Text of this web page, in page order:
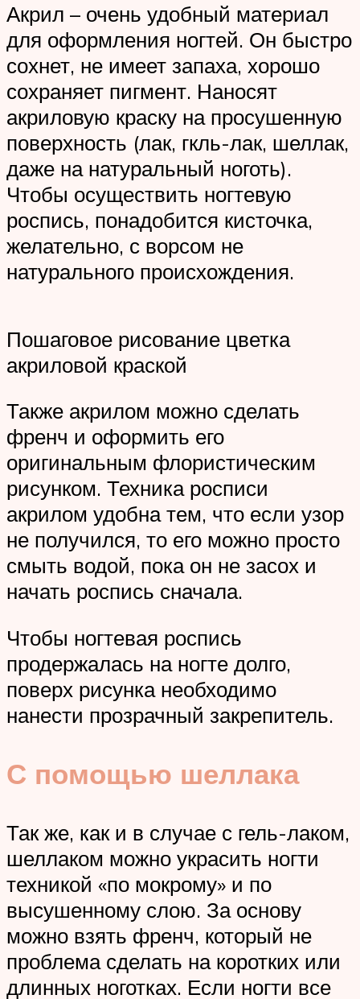
Акрил – очень удобный материал
для оформления ногтей. Он быстро
сохнет, не имеет запаха, хорошо
сохраняет пигмент. Наносят
акриловую краску на просушенную
поверхность (лак, гкль-лак, шеллак,
даже на натуральный ноготь).
Чтобы осуществить ногтевую
роспись, понадобится кисточка,
желательно, с ворсом не
натурального происхождения.
Пошаговое рисование цветка
акриловой краской
Также акрилом можно сделать
френч и оформить его
оригинальным флористическим
рисунком. Техника росписи
акрилом удобна тем, что если узор
не получился, то его можно просто
смыть водой, пока он не засох и
начать роспись сначала.
Чтобы ногтевая роспись
продержалась на ногте долго,
поверх рисунка необходимо
нанести прозрачный закрепитель.
С помощью шеллака
Так же, как и в случае с гель-лаком,
шеллаком можно украсить ногти
техникой «по мокрому» и по
высушенному слою. За основу
можно взять френч, который не
проблема сделать на коротких или
длинных ноготках. Если ногти все